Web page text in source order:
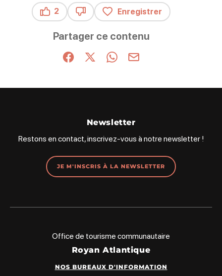
2
Enregistrer
Partager ce contenu
Partager sur Facebook (nouvelle fenêtre)
Partager sur X / Twitter (nouvelle
Partager sur WhatsApp
Partager par mail
Newsletter
Restons en contact, inscrivez-vous à notre newsletter !
JE M'INSCRIS À LA NEWSLETTER
Office de tourisme communautaire
Royan Atlantique
NOS BUREAUX D'INFORMATION